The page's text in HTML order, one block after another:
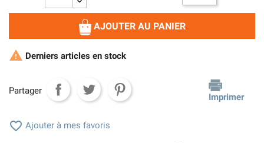
AJOUTER AU PANIER
 Derniers articles en stock
Partager
Imprimer
 Ajouter à mes favoris